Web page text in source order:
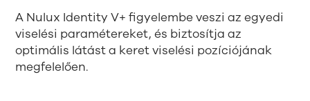
A Nulux Identity V+ figyelembe veszi az egyedi
viselési paramétereket, és biztosítja az
optimális látást a keret viselési pozíciójának
megfelelően.